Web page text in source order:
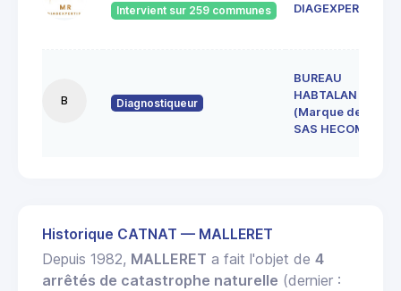
Intervient sur 259 communes
DIAGEXPERTISE
B Diagnostiqueur
BUREAU
HABTALAN
(Marque de la
SAS HECOME)
Historique CATNAT — MALLERET
Depuis 1982, MALLERET a fait l'objet de 4
arrêtés de catastrophe naturelle (dernier :